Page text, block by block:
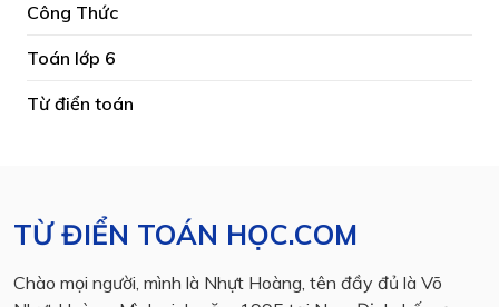
Công Thức
Toán lớp 6
Từ điển toán
TỪ ĐIỂN TOÁN HỌC.COM
Chào mọi người, mình là Nhựt Hoàng, tên đầy đủ là Võ